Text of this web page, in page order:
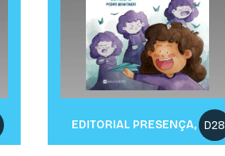
D28
EDITORIAL PRESENÇA, S.A.